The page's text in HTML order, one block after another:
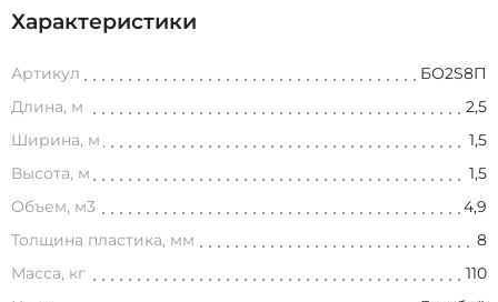
Характеристики
Артикул
БО2S8П
Длина, м
2,5
Ширина, м
1,5
Высота, м
1,5
Объем, м3
4,9
Толщина пластика, мм
8
Масса, кг
110